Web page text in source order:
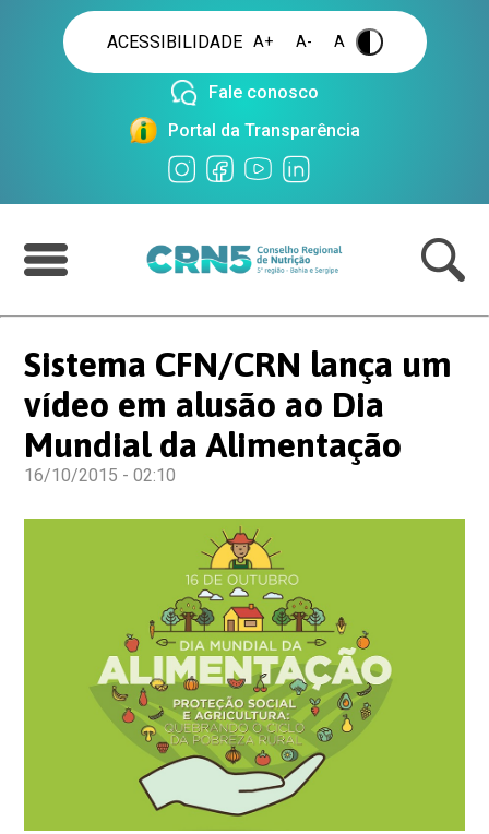
ACESSIBILIDADE A+ A- A .
Fale conosco
Portal da Transparência
Sistema CFN/CRN lança um
vídeo em alusão ao Dia
Mundial da Alimentação
16/10/2015 - 02:10